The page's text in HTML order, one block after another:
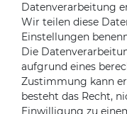
Versandpartner
Datenverarbeitung
Wir teilen diese
Einstellungen
Die
aufgrund eines
Zustimmung kann
besteht das Recht,
Einwilligung zu